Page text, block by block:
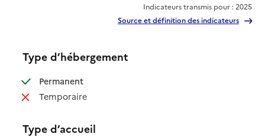
Indicateurs transmis pour : 2025
Source et définition des indicateurs
Type d’hébergement
Permanent: disponible
Temporaire: non disponible
Type d’accueil